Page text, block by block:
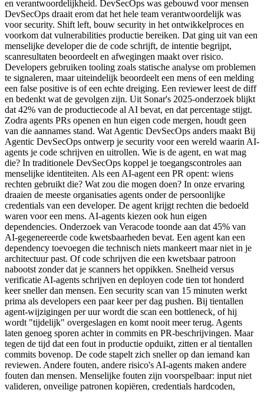
en verantwoordelijkheid. DevSecOps was gebouwd voor mensen
DevSecOps draait erom dat het hele team verantwoordelijk was
voor security. Shift left, bouw security in het ontwikkelproces en
voorkom dat vulnerabilities productie bereiken. Dat ging uit van een
menselijke developer die de code schrijft, de intentie begrijpt,
scanresultaten beoordeelt en afwegingen maakt over risico.
Developers gebruiken tooling zoals statische analyse om problemen
te signaleren, maar uiteindelijk beoordeelt een mens of een melding
een false positive is of een echte dreiging. Een reviewer leest de diff
en bedenkt wat de gevolgen zijn. Uit Sonar's 2025-onderzoek blijkt
dat 42% van de productiecode al AI bevat, en dat percentage stijgt.
Zodra agents PRs openen en hun eigen code mergen, houdt geen
van die aannames stand. Wat Agentic DevSecOps anders maakt Bij
Agentic DevSecOps ontwerp je security voor een wereld waarin AI-
agents je code schrijven en uitrollen. Wie is de agent, en wat mag
die? In traditionele DevSecOps koppel je toegangscontroles aan
menselijke identiteiten. Als een AI-agent een PR opent: wiens
rechten gebruikt die? Wat zou die mogen doen? In onze ervaring
draaien de meeste organisaties agents onder de persoonlijke
credentials van een developer. De agent krijgt rechten die bedoeld
waren voor een mens. AI-agents kiezen ook hun eigen
dependencies. Onderzoek van Veracode toonde aan dat 45% van
AI-gegenereerde code kwetsbaarheden bevat. Een agent kan een
dependency toevoegen die technisch niets mankeert maar niet in je
architectuur past. Of code schrijven die een kwetsbaar patroon
nabootst zonder dat je scanners het oppikken. Snelheid versus
verificatie AI-agents schrijven en deployen code tien tot honderd
keer sneller dan mensen. Een security scan van 15 minuten werkt
prima als developers een paar keer per dag pushen. Bij tientallen
agent-wijzigingen per uur wordt die scan een bottleneck, of hij
wordt "tijdelijk" overgeslagen en komt nooit meer terug. Agents
laten genoeg sporen achter in commits en PR-beschrijvingen. Maar
tegen de tijd dat een fout in productie opduikt, zitten er al tientallen
commits bovenop. De code stapelt zich sneller op dan iemand kan
reviewen. Andere fouten, andere risico's AI-agents maken andere
fouten dan mensen. Menselijke fouten zijn voorspelbaar: input niet
valideren, onveilige patronen kopiëren, credentials hardcoden,